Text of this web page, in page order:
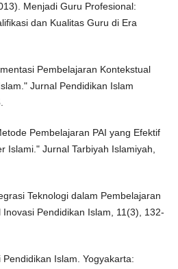
Menjadi Guru Profesional:
dan Kualitas Guru di Era
Pembelajaran Kontekstual
Jurnal Pendidikan Islam
Pembelajaran PAI yang Efektif
Islami." Jurnal Tarbiyah Islamiyah,
Teknologi dalam Pembelajaran
Pendidikan Islam, 11(3), 132-
Islam. Yogyakarta: